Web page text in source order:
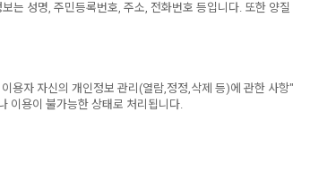
는 성명, 주민등록번호, 주소, 전화번호 등입니다. 또한 양질
용자 자신의 개인정보 관리(열람,정정,삭제 등)에 관한 사항"
이용이 불가능한 상태로 처리됩니다.